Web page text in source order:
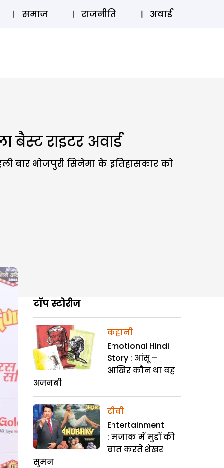
लॉग इन ⚲ SUBSCRIBE
समाज राजनीति अवार्ड
राइटर अवार्ड
बार भोजपुरी सिनेमा के इतिहासकार को
टॉप स्टोरीज
कहानी
Emotional Hindi
Story : आंसू –
आखिर कौन था वह
अजनबी
टीवी
Entertainment
: मजाक में मुद्दों की
बात करते शेखर
सुमन